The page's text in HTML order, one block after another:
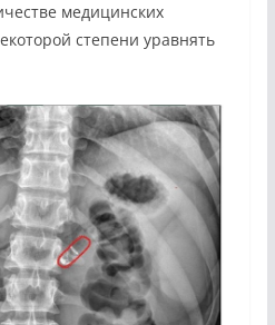
медицинских
степени уравнять